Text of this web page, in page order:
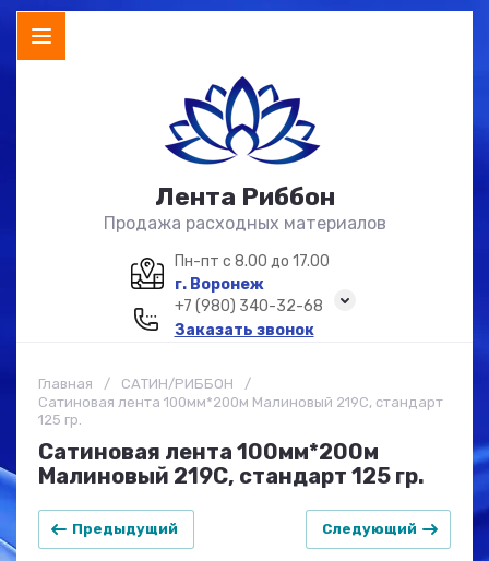
Лента Риббон
Продажа расходных материалов
Пн-пт с 8.00 до 17.00
г. Воронеж
+7 (980) 340-32-68
Заказать звонок
Главная / САТИН/РИББОН
/
Сатиновая лента 100мм*200м Малиновый 219С, стандарт
125 гр.
Сатиновая лента 100мм*200м
Малиновый 219С, стандарт 125 гр.
Предыдущий Следующий